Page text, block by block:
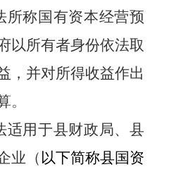
所称国有资本经营预
以所有者身份依法取
，并对所得收益作出
。
适用于县财政局、县
业（ 以下简称县国资